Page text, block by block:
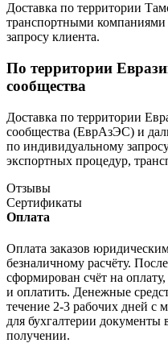
Доставка по территории
транспортными
запросу клиента.
По территории
сообщества
Доставка по территории
сообщества (ЕврАзЭС) и
по индивидуальному
экспортных процедур,
Отзывы
Сертификаты
Оплата
Оплата заказов
безналичному расчёту.
сформирован счёт на
и оплатить. Денежные
течение 2-3 рабочих дней с
для бухгалтерии документы
получении.